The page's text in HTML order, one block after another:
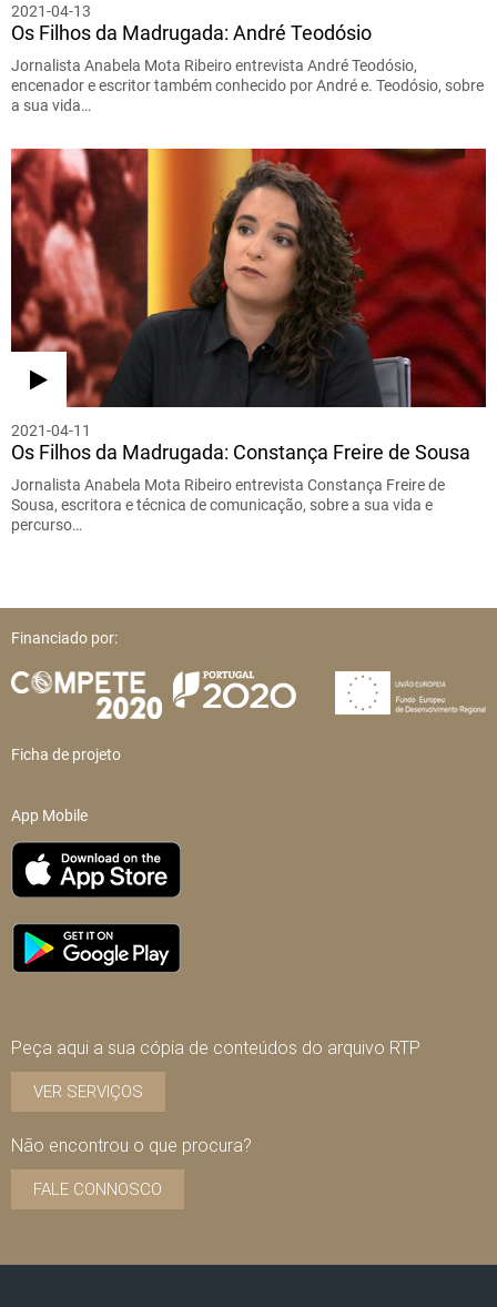
2021-04-13
Os Filhos da Madrugada: André Teodósio
Jornalista Anabela Mota Ribeiro entrevista André Teodósio,
encenador e escritor também conhecido por André e. Teodósio, sobre
a sua vida…
2021-04-11
Os Filhos da Madrugada: Constança Freire de Sousa
Jornalista Anabela Mota Ribeiro entrevista Constança Freire de
Sousa, escritora e técnica de comunicação, sobre a sua vida e
percurso…
Financiado por:
Ficha de projeto
App Mobile
Peça aqui a sua cópia de conteúdos do arquivo RTP
VER SERVIÇOS
Não encontrou o que procura?
FALE CONNOSCO